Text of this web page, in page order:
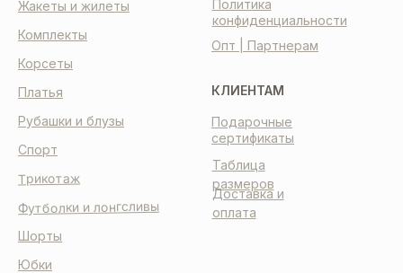
КЛИЕНТАМ
Таблица
размеров
Доставка и
оплата
Подарочные
сертификаты
Политика
конфиденциальности
Опт | Партнерам
Корсеты
Платья
Комплекты
Шорты
Спорт
Рубашки и блузы
Жакеты и жилеты
Трикотаж
Футболки и лонгсливы
Юбки